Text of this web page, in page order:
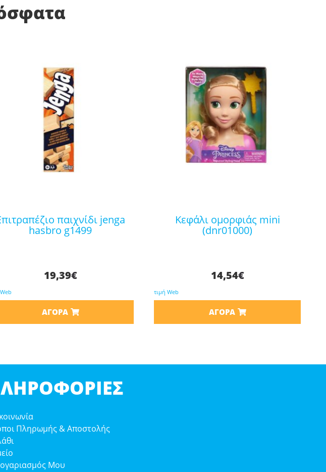
jenga
hasbro g1499
19,39€
ΑΓΟΡΆ
κεφάλι ομορφιάς mini
(dnr01000)
14,54€
τιμή Web
ΑΓΟΡΆ
Πληρωμής & Αποστολής
Μου